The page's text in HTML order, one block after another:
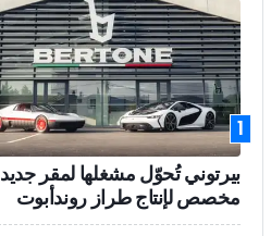
1
بيرتوني تُحوّل مشغلها لمقر جديد
مخصص لإنتاج طراز روندأبوت